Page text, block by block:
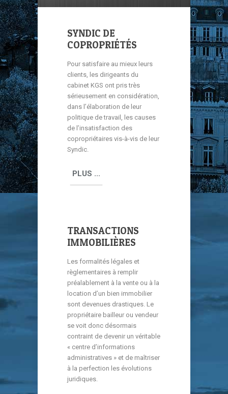
SYNDIC DE
COPROPRIÉTÉS
Pour satisfaire au mieux leurs
clients, les dirigeants du
cabinet KGS ont pris très
sérieusement en considération,
dans l’élaboration de leur
politique de travail, les causes
de l’insatisfaction des
copropriétaires vis-à-vis de leur
Syndic.
PLUS ...
TRANSACTIONS
IMMOBILIÈRES
Les formalités légales et
règlementaires à remplir
préalablement à la vente ou à la
location d’un bien immobilier
sont devenues drastiques. Le
propriétaire bailleur ou vendeur
se voit donc désormais
contraint de devenir un véritable
« centre d’informations
administratives » et de maîtriser
à la perfection les évolutions
juridiques.